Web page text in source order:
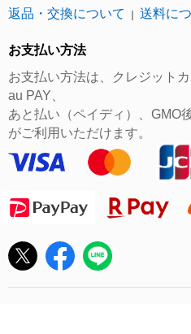
返品・交換について
｜ 送料に
お支払い方法
お支払い方法は、クレジット
au PAY、
あと払い（ペイディ）、GMO
がご利用いただけます。